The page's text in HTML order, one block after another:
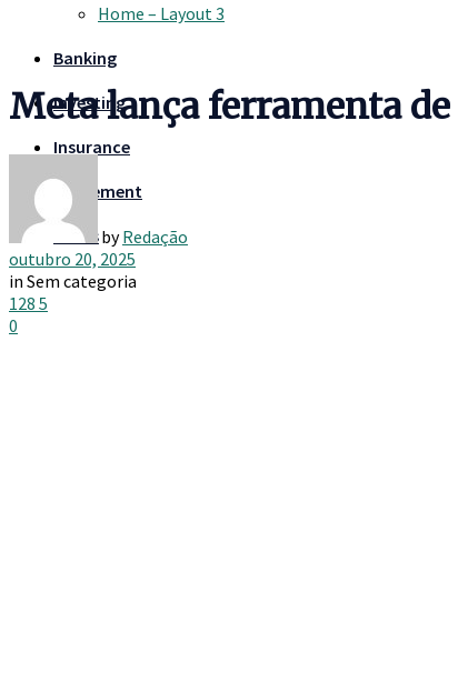
Home – Layout 3
Banking
Investing
Insurance
Retirement
Taxes
Meta lança ferramenta
by Redação
outubro 20, 2025
in Sem categoria
128 5
0